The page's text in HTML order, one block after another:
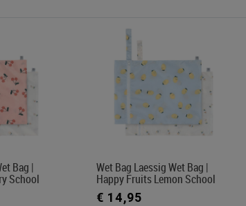
Bag |
School
Wet Bag Laessig Wet Bag |
Happy Fruits Lemon School
€ 14,95